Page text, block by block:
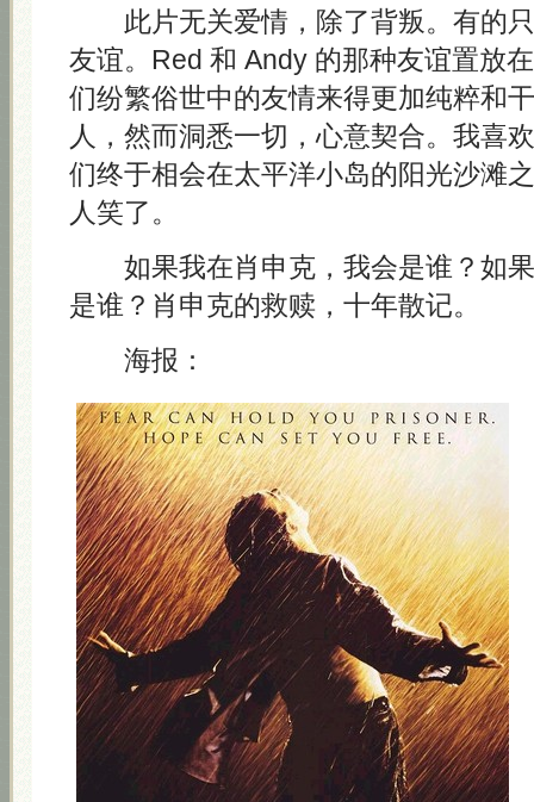
此片无关爱情，除了背叛。有的只
友谊。Red 和 Andy 的那种友谊置放
们纷繁俗世中的友情来得更加纯粹和
人，然而洞悉一切，心意契合。我喜
们终于相会在太平洋小岛的阳光沙滩
人笑了。
如果我在肖申克，我会是谁？如果
是谁？肖申克的救赎，十年散记。
海报：